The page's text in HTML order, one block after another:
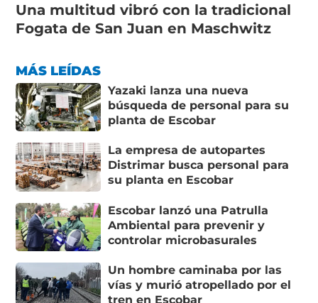
Una multitud vibró con la tradicional
Fogata de San Juan en Maschwitz
MÁS LEÍDAS
Yazaki lanza una nueva
búsqueda de personal para su
planta de Escobar
La empresa de autopartes
Distrimar busca personal para
su planta en Escobar
Escobar lanzó una Patrulla
Ambiental para prevenir y
controlar microbasurales
Un hombre caminaba por las
vías y murió atropellado por el
tren en Escobar